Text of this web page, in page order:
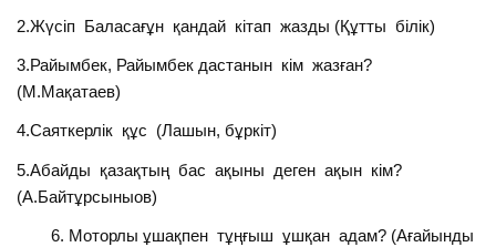
2.Жүсіп Баласағұн қандай кітап жазды (Құтты білік)
3.Райымбек, Райымбек дастанын кім жазған?
(М.Мақатаев)
4.Саяткерлік құс (Лашын, бұркіт)
5.Абайды қазақтың бас ақыны деген ақын кім?
(А.Байтұрсыныов)
Моторлы ұшақпен тұңғыш ұшқан адам? (Ағайынды